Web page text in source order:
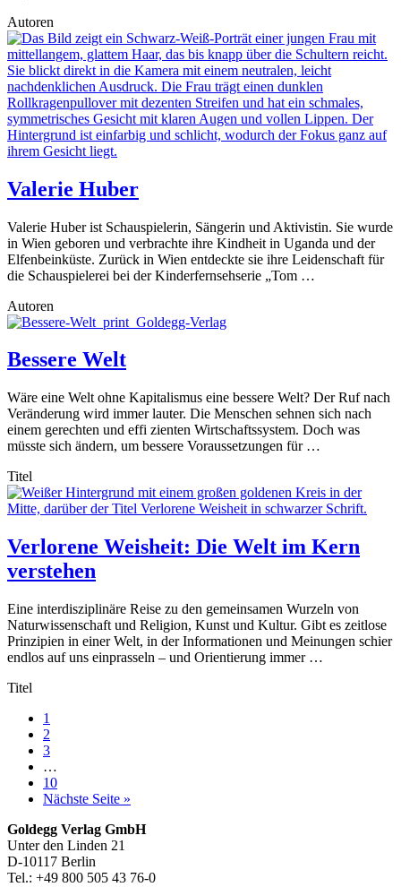
Autoren
Valerie Huber
Valerie Huber ist Schauspielerin, Sängerin und Aktivistin. Sie wurde
in Wien geboren und verbrachte ihre Kindheit in Uganda und der
Elfenbeinküste. Zurück in Wien entdeckte sie ihre Leidenschaft für
die Schauspielerei bei der Kinderfernsehserie „Tom …
Autoren
Bessere Welt
Wäre eine Welt ohne Kapitalismus eine bessere Welt? Der Ruf nach
Veränderung wird immer lauter. Die Menschen sehnen sich nach
einem gerechten und effi zienten Wirtschaftssystem. Doch was
müsste sich ändern, um bessere Voraussetzungen für …
Titel
Verlorene Weisheit: Die Welt im Kern
verstehen
Eine interdisziplinäre Reise zu den gemeinsamen Wurzeln von
Naturwissenschaft und Religion, Kunst und Kultur. Gibt es zeitlose
Prinzipien in einer Welt, in der Informationen und Meinungen schier
endlos auf uns einprasseln – und Orientierung immer …
Titel
Seite
1
Seite
2
Seite
3
Zwischenseiten
…
Seite
10
Nächste Seite aufrufen
»
Footer-
Section
Goldegg Verlag GmbH
Unter den Linden 21
D-10117 Berlin
Tel.: +49 800 505 43 76-0